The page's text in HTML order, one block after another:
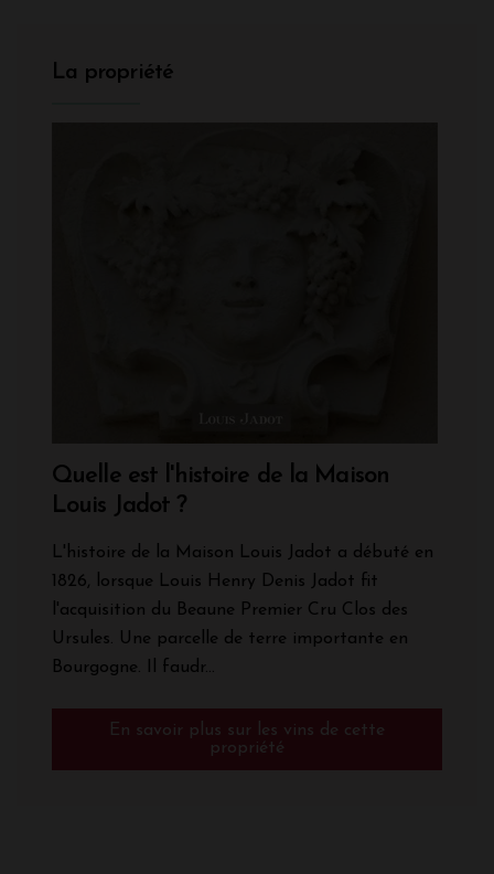
La propriété
Quelle est l'histoire de la Maison
Louis Jadot ?
L'histoire de la Maison Louis Jadot a débuté en
1826, lorsque Louis Henry Denis Jadot fit
l'acquisition du Beaune Premier Cru Clos des
Ursules. Une parcelle de terre importante en
Bourgogne. Il faudr...
En savoir plus sur les vins de cette
propriété